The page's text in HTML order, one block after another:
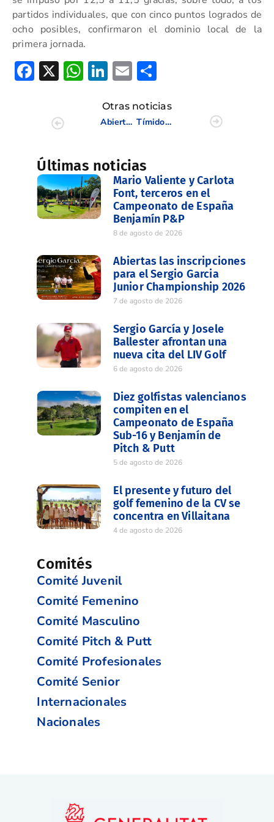
partidos individuales, que con cinco puntos logrados de
ocho posibles, confirmaron el dominio local de la
primera jornada.
Facebook
X WhatsApp
LinkedIn
Email
Otras noticias
Abierto el plazo de inscripción del Zonal 2023
Tímido comienzo de las valencianas en el Santander Golf Tour de Sherry Golf
Últimas noticias
Mario Valiente y Carlota
Font, terceros en el
Campeonato de España
Benjamín P&P
8 de agosto de 2026
Abiertas las inscripciones
para el Sergio Garcia
Junior Championship 2026
7 de agosto de 2026
Sergio García y Josele
Ballester afrontan una
nueva cita del LIV Golf
6 de agosto de 2026
Diez golfistas valencianos
compiten en el
Campeonato de España
Sub-16 y Benjamín de
Pitch & Putt
5 de agosto de 2026
El presente y futuro del
golf femenino de la CV se
concentra en Villaitana
4 de agosto de 2026
Comités
Comité Juvenil
Comité Femenino
Comité Masculino
Comité Pitch & Putt
Comité Profesionales
Comité Senior
Internacionales
Nacionales